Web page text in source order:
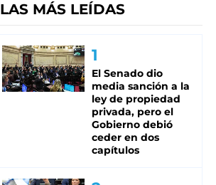
LAS MÁS LEÍDAS
El Senado dio
media sanción a la
ley de propiedad
privada, pero el
Gobierno debió
ceder en dos
capítulos